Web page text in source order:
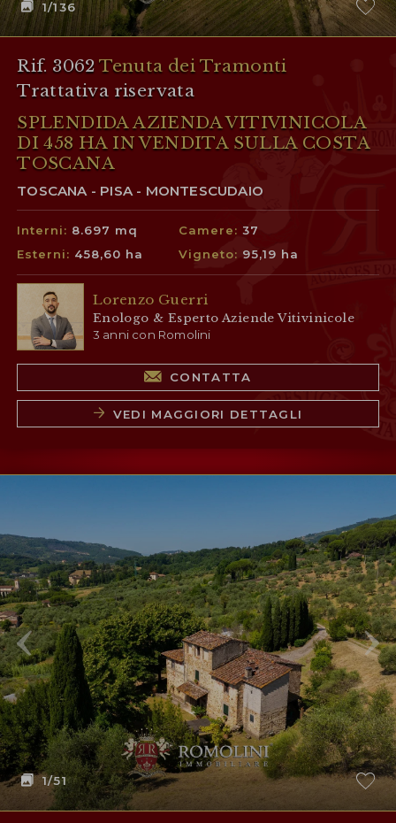
1/136
Rif. 3062Tenuta dei Tramonti
Trattativa riservata
SPLENDIDA AZIENDA VITIVINICOLA
DI 458 HA IN VENDITA SULLA COSTA
TOSCANA
TOSCANA - PISA - MONTESCUDAIO
Interni: 8.697 mq Camere:37
Esterni: 458,60 ha Vigneto: 95,19 ha
Lorenzo Guerri
Enologo & Esperto Aziende Vitivinicole
3 anni con Romolini
CONTATTA
VEDI MAGGIORI DETTAGLI
1/51